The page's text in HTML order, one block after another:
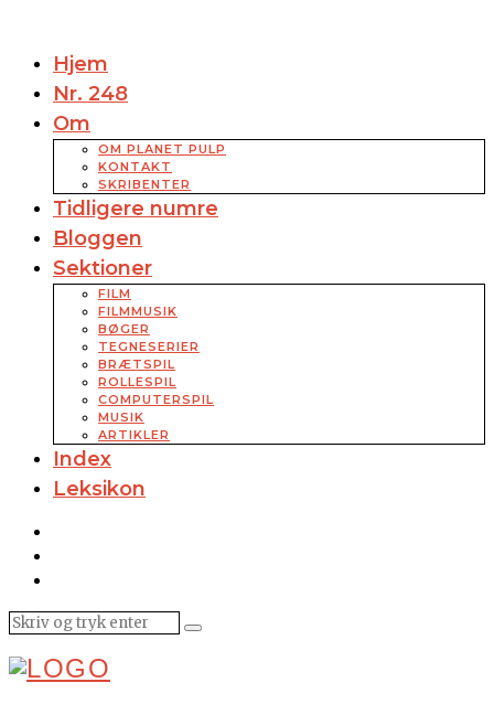
Hjem
Nr. 248
Om
OM PLANET PULP
KONTAKT
SKRIBENTER
Tidligere numre
Bloggen
Sektioner
FILM
FILMMUSIK
BØGER
TEGNESERIER
BRÆTSPIL
ROLLESPIL
COMPUTERSPIL
MUSIK
ARTIKLER
Index
Leksikon